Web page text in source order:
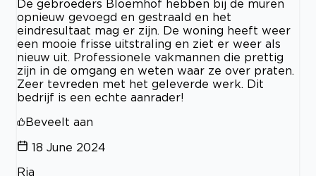
De gebroeders Bloemhof hebben bij de muren
opnieuw gevoegd en gestraald en het
eindresultaat mag er zijn. De woning heeft weer
een mooie frisse uitstraling en ziet er weer als
nieuw uit. Professionele vakmannen die prettig
zijn in de omgang en weten waar ze over praten.
Zeer tevreden met het geleverde werk. Dit
bedrijf is een echte aanrader!
Beveelt aan
18 June 2024
Ria